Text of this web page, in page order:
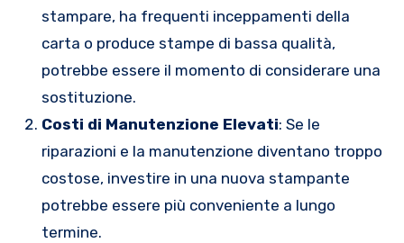
stampare, ha frequenti inceppamenti della
carta o produce stampe di bassa qualità,
potrebbe essere il momento di considerare una
sostituzione.
Costi di Manutenzione Elevati: Se le
riparazioni e la manutenzione diventano troppo
costose, investire in una nuova stampante
potrebbe essere più conveniente a lungo
termine.